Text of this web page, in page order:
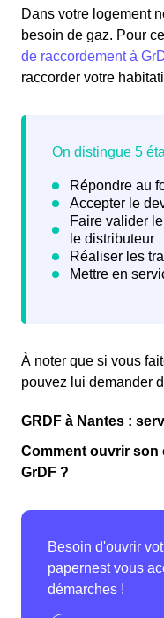
Dans votre logement
besoin de gaz. Pour
de raccordement à
raccorder votre
À noter que si vous
pouvez lui demander
GRDF à Nantes :
Comment ouvrir son
GrDF ?